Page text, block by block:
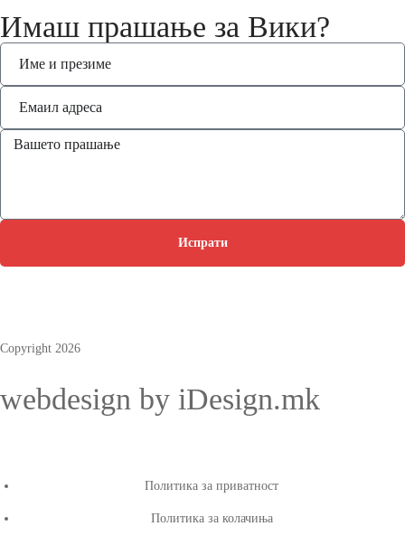
Имаш прашање за Вики?
Испрати
Copyright 2026
webdesign by iDesign.mk
Политика за приватност
Политика за колачиња